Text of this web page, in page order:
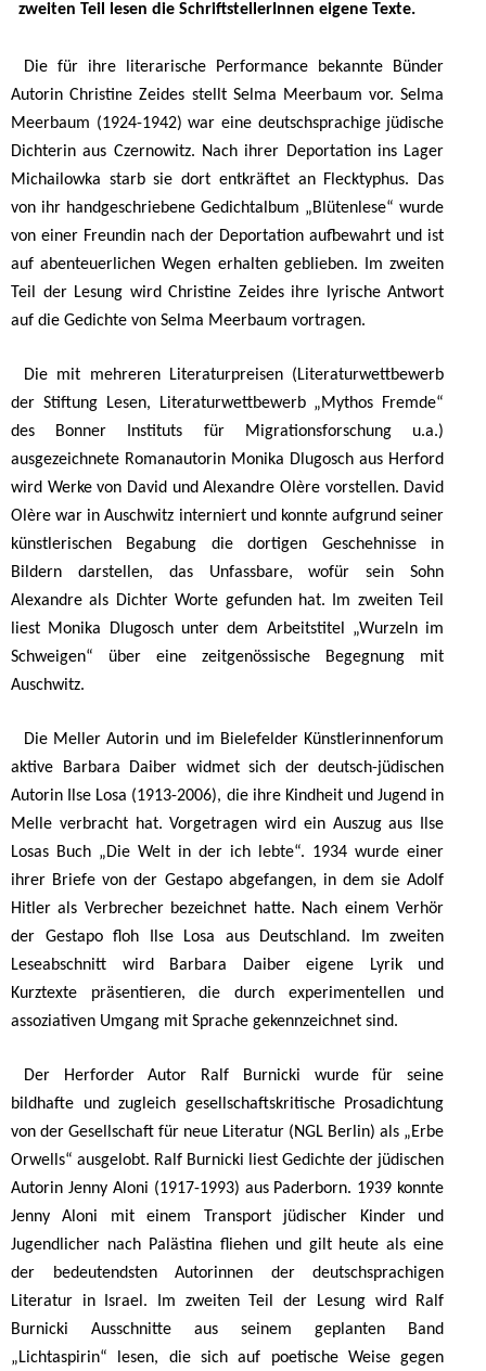
zweiten Teil lesen die SchriftstellerInnen eigene Texte.
Die für ihre literarische Performance bekannte Bünder
Autorin Christine Zeides stellt Selma Meerbaum vor. Selma
Meerbaum (1924-1942) war eine deutschsprachige jüdische
Dichterin aus Czernowitz. Nach ihrer Deportation ins Lager
Michailowka starb sie dort entkräftet an Flecktyphus. Das
von ihr handgeschriebene Gedichtalbum „Blütenlese“ wurde
von einer Freundin nach der Deportation aufbewahrt und ist
auf abenteuerlichen Wegen erhalten geblieben. Im zweiten
Teil der Lesung wird Christine Zeides ihre lyrische Antwort
auf die Gedichte von Selma Meerbaum vortragen.
Die mit mehreren Literaturpreisen (Literaturwettbewerb
der Stiftung Lesen, Literaturwettbewerb „Mythos Fremde“
des Bonner Instituts für Migrationsforschung u.a.)
ausgezeichnete Romanautorin Monika Dlugosch aus Herford
wird Werke von David und Alexandre Olère vorstellen. David
Olère war in Auschwitz interniert und konnte aufgrund seiner
künstlerischen Begabung die dortigen Geschehnisse in
Bildern darstellen, das Unfassbare, wofür sein Sohn
Alexandre als Dichter Worte gefunden hat. Im zweiten Teil
liest Monika Dlugosch unter dem Arbeitstitel „Wurzeln im
Schweigen“ über eine zeitgenössische Begegnung mit
Auschwitz.
Die Meller Autorin und im Bielefelder Künstlerinnenforum
aktive Barbara Daiber widmet sich der deutsch-jüdischen
Autorin Ilse Losa (1913-2006), die ihre Kindheit und Jugend in
Melle verbracht hat. Vorgetragen wird ein Auszug aus Ilse
Losas Buch „Die Welt in der ich lebte“. 1934 wurde einer
ihrer Briefe von der Gestapo abgefangen, in dem sie Adolf
Hitler als Verbrecher bezeichnet hatte. Nach einem Verhör
der Gestapo floh Ilse Losa aus Deutschland. Im zweiten
Leseabschnitt wird Barbara Daiber eigene Lyrik und
Kurztexte präsentieren, die durch experimentellen und
assoziativen Umgang mit Sprache gekennzeichnet sind.
Der Herforder Autor Ralf Burnicki wurde für seine
bildhafte und zugleich gesellschaftskritische Prosadichtung
von der Gesellschaft für neue Literatur (NGL Berlin) als „Erbe
Orwells“ ausgelobt. Ralf Burnicki liest Gedichte der jüdischen
Autorin Jenny Aloni (1917-1993) aus Paderborn. 1939 konnte
Jenny Aloni mit einem Transport jüdischer Kinder und
Jugendlicher nach Palästina fliehen und gilt heute als eine
der bedeutendsten Autorinnen der deutschsprachigen
Literatur in Israel. Im zweiten Teil der Lesung wird Ralf
Burnicki Ausschnitte aus seinem geplanten Band
„Lichtaspirin“ lesen, die sich auf poetische Weise gegen